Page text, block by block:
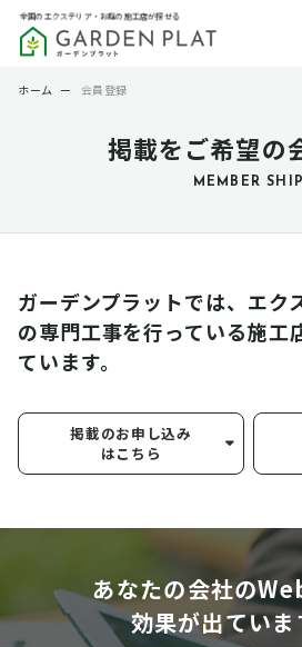
全国のエクステリア・お庭の施工店が探せる
掲載をご希望の
MEMBER SHIP
ホーム ー 会員登録
ガーデンプラットでは、エク
の専門工事を行っている施工
ています。
掲載のお申し込み
はこちら
あなたの会社の
効果が出ていま